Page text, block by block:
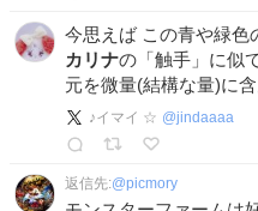
今思えば この青や緑色
カリナの「触手」に似
元を微量(結構な量)に
♪イマイ ☆ @jindaaaa
返信先:@picmory